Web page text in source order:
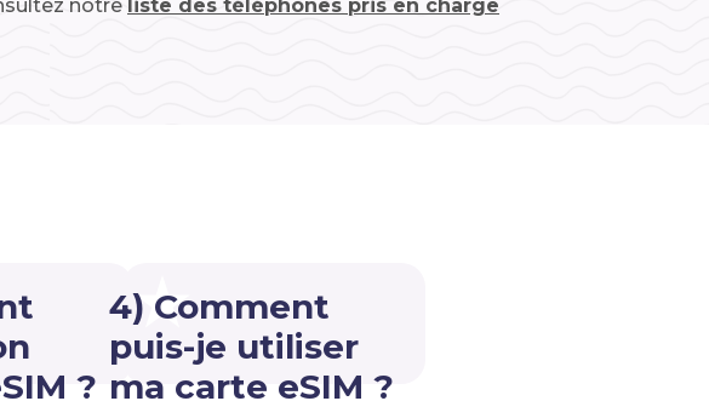
notre liste des téléphones pris en charge
?
4) Comment
puis-je utiliser
ma carte eSIM ?